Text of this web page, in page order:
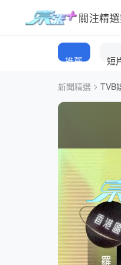
關注精選
推薦 短
新聞精選 > TVB